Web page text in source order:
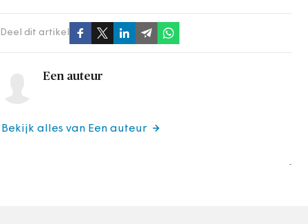
Deel dit artikel
Een auteur
-
Bekijk alles van Een auteur